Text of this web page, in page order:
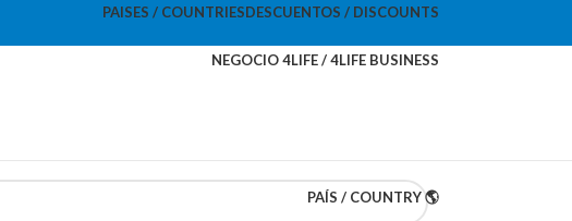
PAISES / COUNTRIESDESCUENTOS / DISCOUNTS
NEGOCIO 4LIFE / 4LIFE BUSINESS
PAÍS / COUNTRY 🌎